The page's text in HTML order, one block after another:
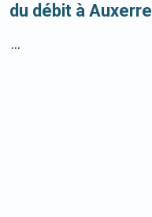
du débit à Auxerre
...